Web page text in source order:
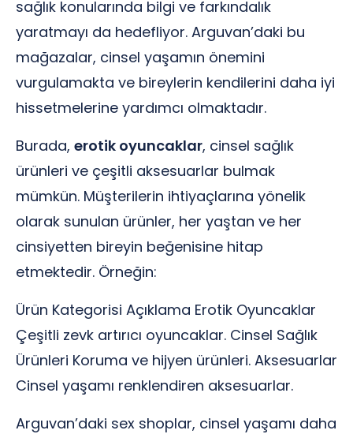
sağlık konularında bilgi ve farkındalık
yaratmayı da hedefliyor. Arguvan’daki bu
mağazalar, cinsel yaşamın önemini
vurgulamakta ve bireylerin kendilerini daha iyi
hissetmelerine yardımcı olmaktadır.
Burada, erotik oyuncaklar, cinsel sağlık
ürünleri ve çeşitli aksesuarlar bulmak
mümkün. Müşterilerin ihtiyaçlarına yönelik
olarak sunulan ürünler, her yaştan ve her
cinsiyetten bireyin beğenisine hitap
etmektedir. Örneğin:
Ürün Kategorisi Açıklama Erotik Oyuncaklar
Çeşitli zevk artırıcı oyuncaklar. Cinsel Sağlık
Ürünleri Koruma ve hijyen ürünleri. Aksesuarlar
Cinsel yaşamı renklendiren aksesuarlar.
Arguvan’daki sex shoplar, cinsel yaşamı daha